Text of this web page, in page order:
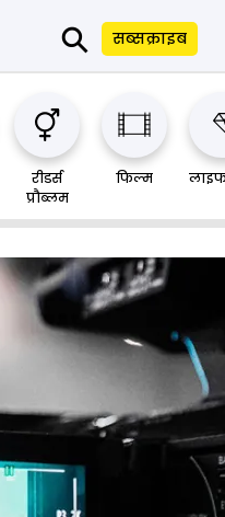
⚲ सब्सक्राइब
रीडर्स
प्रौब्लम
फिल्म